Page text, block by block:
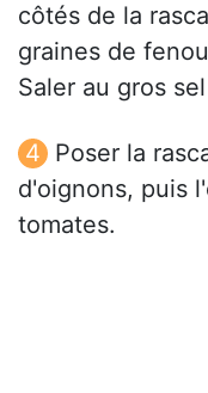
côtés de la
graines de
Saler au gros
Poser la
d'oignons, puis
tomates.